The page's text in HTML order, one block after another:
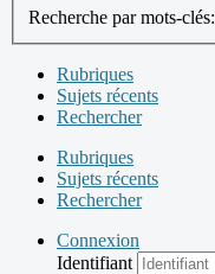
Recherche par mots-clés:
Rubriques
Sujets récents
Rechercher
Rubriques
Sujets récents
Rechercher
Connexion
Identifiant